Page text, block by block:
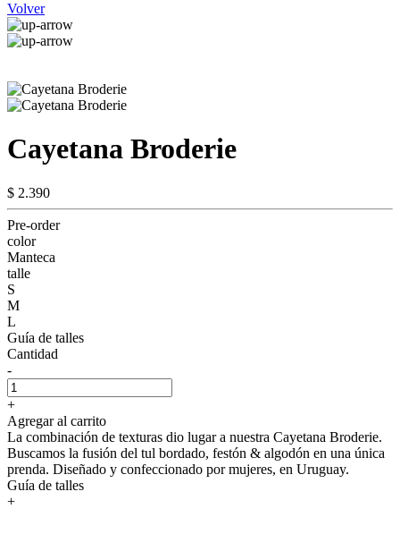
Volver
Cayetana Broderie
$ 2.390
Pre-order
color
Manteca
talle
S
M
L
Guía de talles
Cantidad
-
+
Agregar al carrito
La combinación de texturas dio lugar a nuestra Cayetana Broderie.
Buscamos la fusión del tul bordado, festón & algodón en una única
prenda. Diseñado y confeccionado por mujeres, en Uruguay.
Guía de talles
+